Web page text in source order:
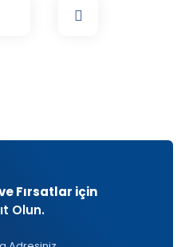
Fırsatlar için
Olun.